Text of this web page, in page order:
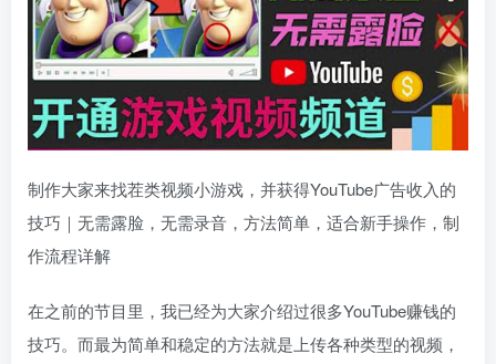
制作大家来找茬类视频小游戏，并获得YouTube广告收入的
技巧｜无需露脸，无需录音，方法简单，适合新手操作，制
作流程详解
在之前的节目里，我已经为大家介绍过很多YouTube赚钱的
技巧。而最为简单和稳定的方法就是上传各种类型的视频，